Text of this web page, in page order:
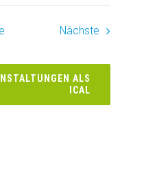
Nächste
ALS
ICAL